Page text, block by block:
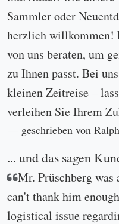
Sammler oder
herzlich willkommen!
von uns beraten, um
zu Ihnen passt. Bei
kleinen Zeitreise –
verleihen Sie Ihrem
geschrieben von
... und das sagen
Mr. Prüschberg
can't thank him
logistical issue